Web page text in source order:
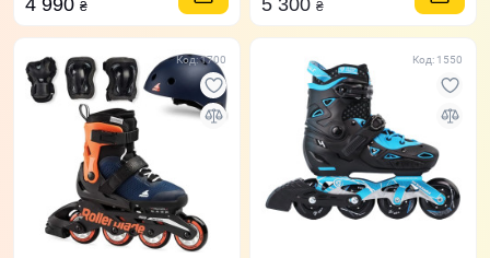
₴ ₴
Код: 1700 Код: 1550